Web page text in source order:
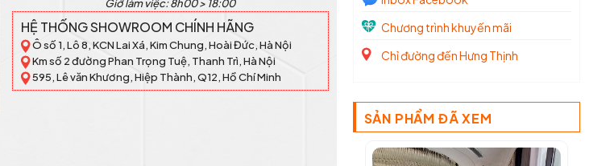
Chương trình khuyến mãi
Chỉ đường đến Hưng Thịnh
SẢN PHẨM ĐÃ XEM
Giờ làm việc: 8h00 > 18:00
HỆ THỐNG SHOWROOM CHÍNH HÃNG
Ô số 1, Lô 8, KCN Lai Xá, Kim Chung, Hoài Đức, Hà Nội
Km số 2 đường Phan Trọng Tuệ, Thanh Trì, Hà Nội
595, Lê văn Khương, Hiệp Thành, Q12, Hồ Chí Minh